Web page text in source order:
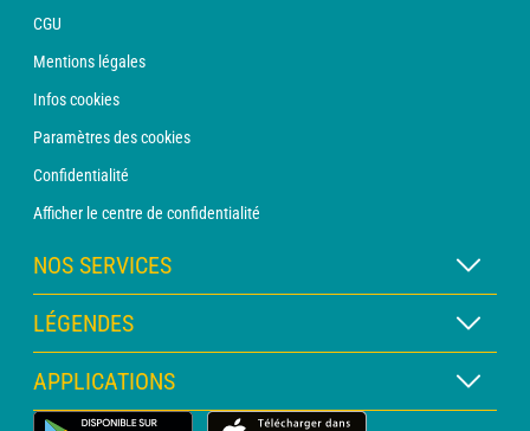
CGU
Mentions légales
Infos cookies
Paramètres des cookies
Confidentialité
Afficher le centre de confidentialité
NOS SERVICES
Abonnement METEO Xpert
Abonnement METEO PRO
Consultation avec un prévisionniste
LÉGENDES
Légende des cartes
Légende des pictogrammes
APPLICATIONS